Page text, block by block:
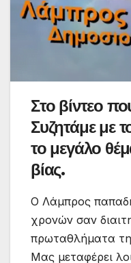
Στο βίντεο
Συζητάμε με
το μεγάλο
βίας.
Ο Λάμπρος
χρονών σαν
πρωταθλήματα
Μας μεταφέρει